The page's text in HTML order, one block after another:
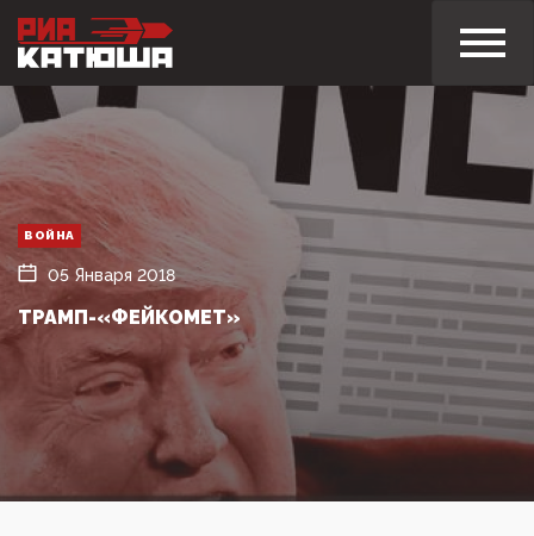
ВОЙНА
05 Января 2018
ТРАМП-«ФЕЙКОМЕТ»